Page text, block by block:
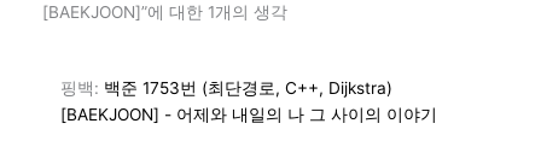
[BAEKJOON]”에 대한 1개의 생각
핑백: 백준 1753번 (최단경로, C++, Dijkstra)
[BAEKJOON] - 어제와 내일의 나 그 사이의 이야기